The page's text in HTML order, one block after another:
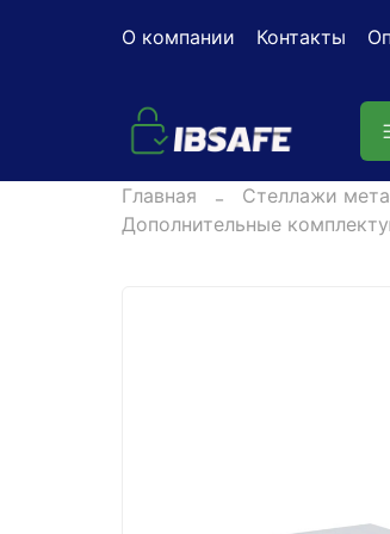
О компании Контакты
Главная Стеллажи
Дополнительные